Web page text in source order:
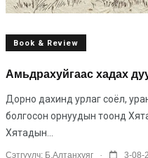
Book & Review
Амьдрахуйгаас хадах
Дорно дахинд урлаг соёл,
болгосон орнуудын тоонд
Хятадын...
Сэтгүүлч: Б.Алтанхуяг . 3-08-